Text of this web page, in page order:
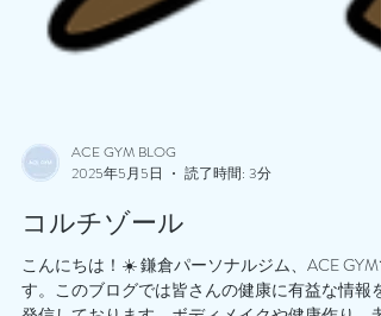
ACE GYM BLOG
2025年5月5日
コルチゾール